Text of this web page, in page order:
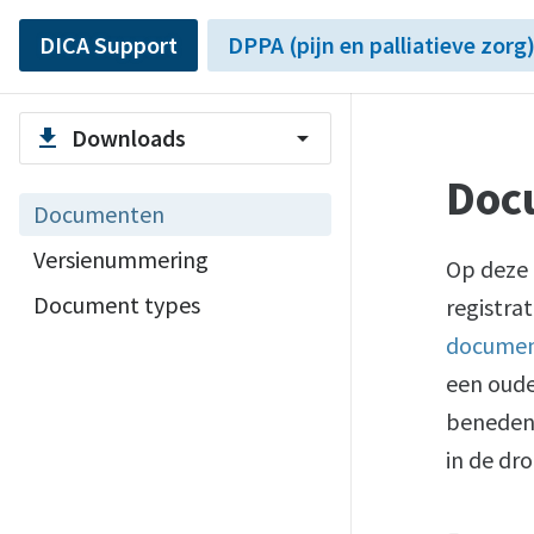
DICA Support DPPA (pijn en palliatieve zorg)
file_download Downloads arrow_drop_down
Documenten
Versienummering
Document types
Op
een
in de